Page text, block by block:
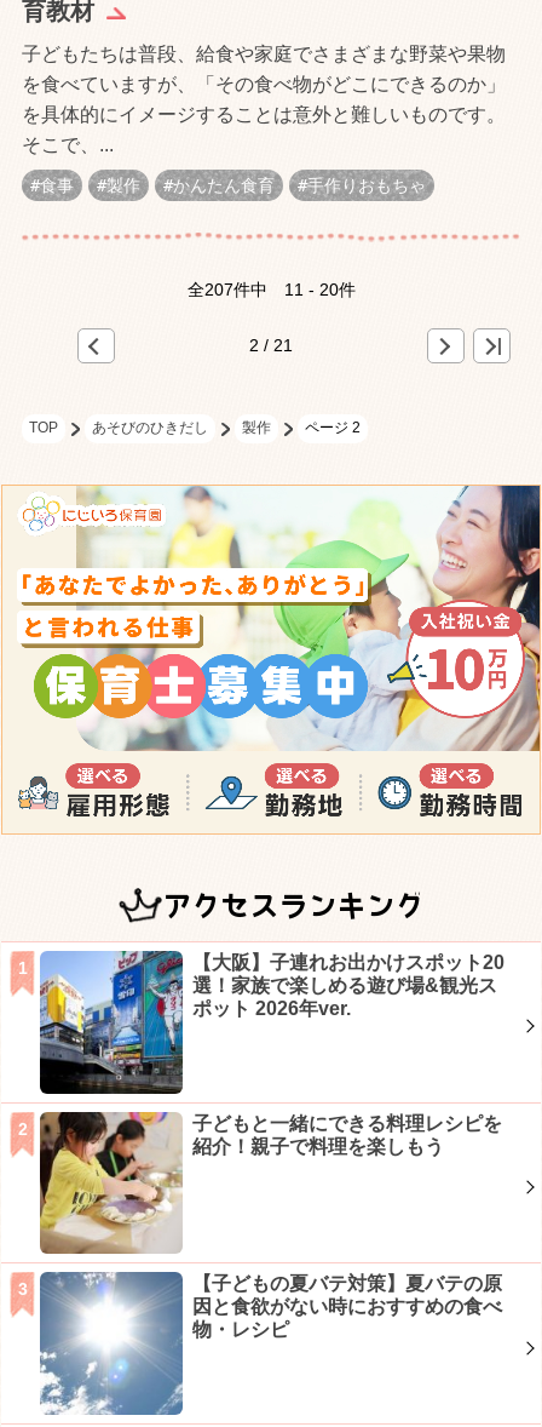
育教材
子どもたちは普段、給食や家庭でさまざまな野菜や果物
を食べていますが、「その食べ物がどこにできるのか」
を具体的にイメージすることは意外と難しいものです。
そこで、...
食事 製作 かんたん食育 手作りおもちゃ
全207件中 11 - 20件
2 / 21 >
TOP あそびのひきだし 製作 ページ 2
アクセスランキング
【大阪】子連れお出かけスポット20
選！家族で楽しめる遊び場&観光ス
ポット 2026年ver.
子どもと一緒にできる料理レシピを
紹介！親子で料理を楽しもう
【子どもの夏バテ対策】夏バテの原
因と食欲がない時におすすめの食べ
物・レシピ